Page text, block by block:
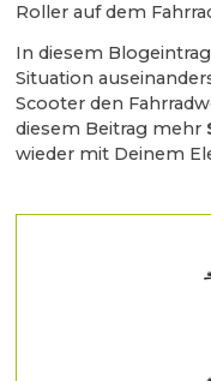
Roller auf dem
In diesem
Situation
Scooter den
diesem Beitrag mehr
wieder mit Deinem